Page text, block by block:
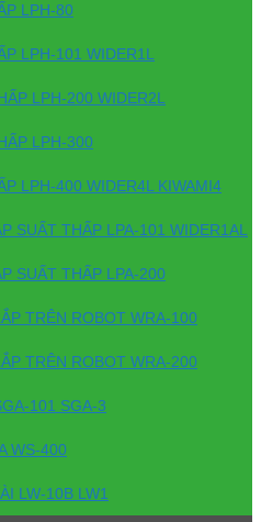
LPH-80
LPH-101 WIDER1L
LPH-200 WIDER2L
LPH-300
LPH-400 WIDER4L KIWAMI4
SUẤT THẤP LPA-101 WIDER1AL
SUẤT THẤP LPA-200
TRÊN ROBOT WRA-100
TRÊN ROBOT WRA-200
101 SGA-3
WS-400
LW-10B LW1